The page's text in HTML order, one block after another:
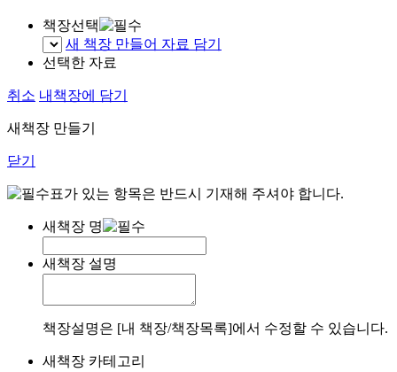
책장선택
새 책장 만들어 자료 담기
선택한 자료
취소 내책장에 담기
새책장 만들기
닫기
표가 있는 항목은 반드시 기재해 주셔야 합니다.
새책장 명
새책장 설명
책장설명은 [내 책장/책장목록]에서 수정할 수 있습니다.
새책장 카테고리